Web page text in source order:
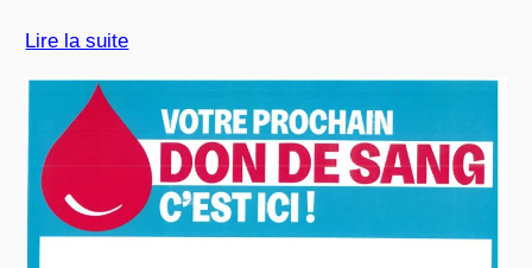
Lire la suite